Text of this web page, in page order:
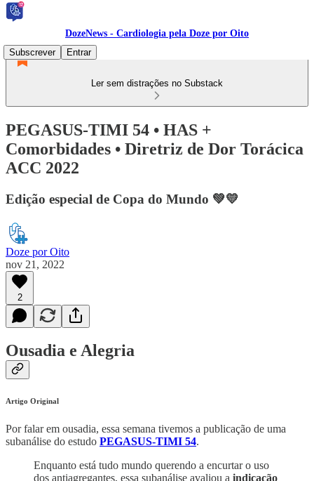
DozeNews - Cardiologia pela Doze por Oito
Subscrever
Entrar
Ler sem distrações no Substack
PEGASUS-TIMI 54 • HAS +
Comorbidades • Diretriz de Dor Torácica
ACC 2022
Edição especial de Copa do Mundo 💚💛
Doze por Oito
nov 21, 2022
2
Ousadia e Alegria
Artigo Original
Por falar em ousadia, essa semana tivemos a publicação de uma
subanálise do estudo PEGASUS-TIMI 54.
Enquanto está tudo mundo querendo a encurtar o uso
dos antiagregantes, essa subanálise avaliou a indicação